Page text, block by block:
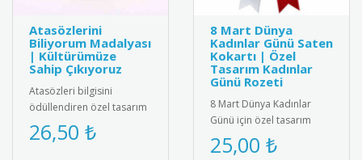
Atasözlerini
Biliyorum Madalyası
| Kültürümüze
Sahip Çıkıyoruz
Atasözleri bilgisini
ödüllendiren özel tasarım
madalya. Türk kültürünü
yaşatmak ve dil
26,50 ₺
8 Mart Dünya
Kadınlar Günü Saten
Kokartı | Özel
Tasarım Kadınlar
Günü Rozeti
8 Mart Dünya Kadınlar
Günü için özel tasarım
saten kokart.Yüksek kaliteli
kadife dokulu saten
25,00 ₺